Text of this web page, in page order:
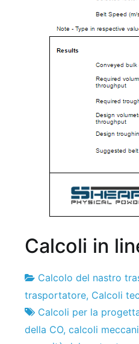
Calcoli in
Fabbrica
di
progetti
1
di
aprile
Calcolo del nastro
trasportatore, Calcoli
Calcoli per la
della CO, calcoli